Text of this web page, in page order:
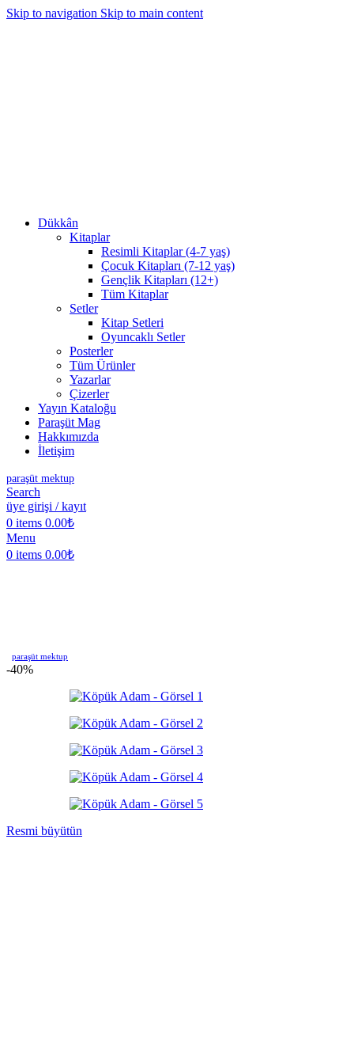
Skip to navigation Skip to main content
Dükkân
Kitaplar
Resimli Kitaplar (4-7 yaş)
Çocuk Kitapları (7-12 yaş)
Gençlik Kitapları (12+)
Tüm Kitaplar
Setler
Kitap Setleri
Oyuncaklı Setler
Posterler
Tüm Ürünler
Yazarlar
Çizerler
Yayın Kataloğu
Paraşüt Mag
Hakkımızda
İletişim
paraşüt mektup
Search
üye girişi / kayıt
0 items 0.00₺
Menu
0 items 0.00₺
paraşüt mektup
-40%
Resmi büyütün